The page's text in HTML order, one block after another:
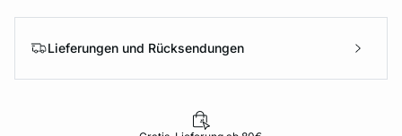
Lieferungen und Rücksendungen